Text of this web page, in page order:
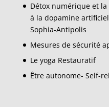
Détox numérique et
à la dopamine
Sophia-Antipolis
Mesures de sécurité
Le yoga Restauratif
Être autonome- Self-